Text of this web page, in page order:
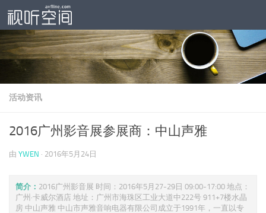
跳至内容
活动资讯
2016广州影音展参展商：中山声雅
由 YWEN · 2016年5月24日
简介： 2016广州影音展 时间：2016年5月27-29日 09:00-17:00 地点：
广州·卡威尔酒店 地址：广州市海珠区工业大道中222号 911+7楼水晶
房 中山声雅 中山市声雅音响电器有限公司成立于1991年，一直以专